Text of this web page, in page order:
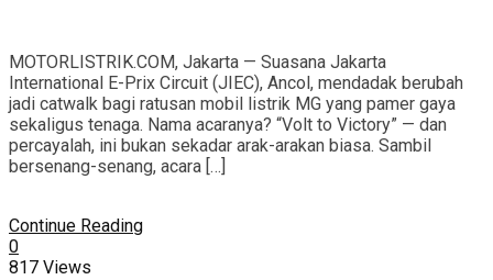
MOTORLISTRIK.COM, Jakarta — Suasana Jakarta
International E-Prix Circuit (JIEC), Ancol, mendadak berubah
jadi catwalk bagi ratusan mobil listrik MG yang pamer gaya
sekaligus tenaga. Nama acaranya? “Volt to Victory” — dan
percayalah, ini bukan sekadar arak-arakan biasa. Sambil
bersenang-senang, acara […]
Continue Reading
0
817 Views